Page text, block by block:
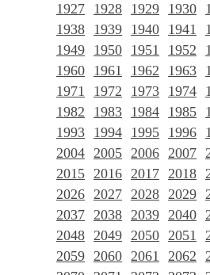
1927 1928 1929 1930
1938 1939 1940 1941
1949 1950 1951 1952
1960 1961 1962 1963
1971
1972 1973 1974
1982
1983 1984 1985
1993 1994 1995 1996
2004 2005 2006 2007
2015 2016 2017 2018
2026 2027 2028 2029
2037 2038 2039 2040
2048 2049 2050 2051
2059 2060 2061 2062